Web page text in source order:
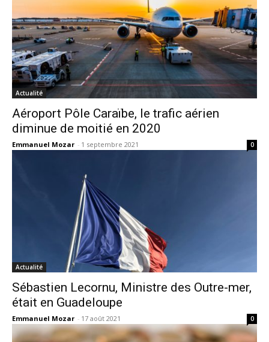
Actualité
Aéroport Pôle Caraïbe, le trafic aérien
diminue de moitié en 2020
Emmanuel Mozar - 1 septembre 2021 0
Actualité
Sébastien Lecornu, Ministre des Outre-mer,
était en Guadeloupe
Emmanuel Mozar - 17 août 2021 0